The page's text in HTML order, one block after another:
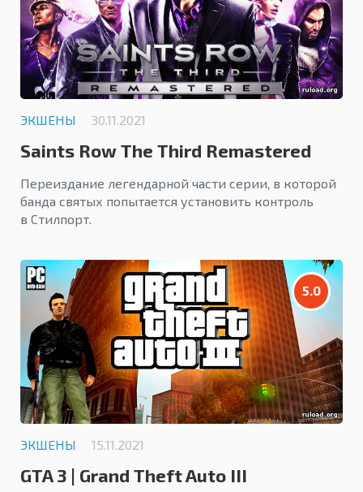
ЭКШЕНЫ 30.11.2021
Saints Row The Third Remastered
Переиздание легендарной части серии, в которой
банда святых попытается установить контроль
в Стилпорт.
5.0
ЭКШЕНЫ 15.11.2021
GTA 3 | Grand Theft Auto III